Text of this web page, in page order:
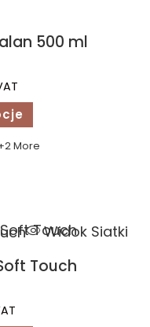
500 ml
More
Widok Siatki
Touch